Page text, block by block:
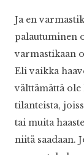
Ja en
palautuminen
varmastikaan
Eli vaikka
välttämättä
tilanteista,
tai muita
niitä saadaan.